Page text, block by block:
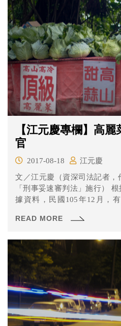
【江元慶專欄】高
官
2017-08-18
江元慶
文／江元慶（資深司法記者，
「刑事妥速審判法」施行）
據資料，民國105年12月，
READ MORE